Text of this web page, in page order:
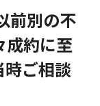
前別の不
成約に至
時ご相談